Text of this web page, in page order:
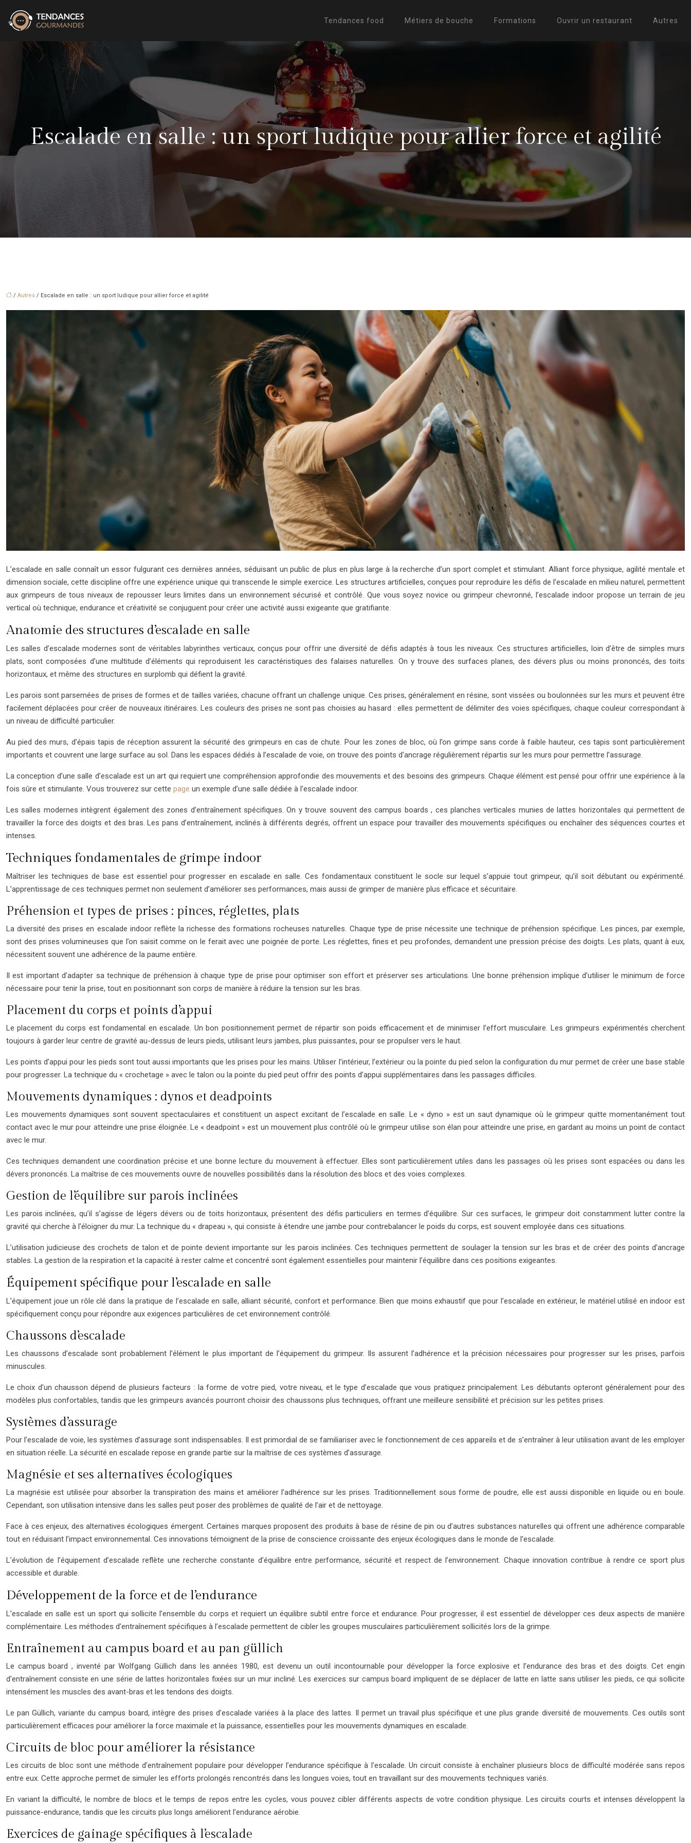
Tendances food Métiers de bouche Formations Ouvrir un restaurant Autres
Escalade en salle : un sport ludique pour allier force et agilité
/ Autres / Escalade en salle : un sport ludique pour allier force et agilité
L’escalade en salle connaît un essor fulgurant ces dernières années, séduisant un public de plus en plus large à la recherche d’un sport complet et stimulant. Alliant force physique, agilité mentale et
dimension sociale, cette discipline offre une expérience unique qui transcende le simple exercice. Les structures artificielles, conçues pour reproduire les défis de l’escalade en milieu naturel, permettent
aux grimpeurs de tous niveaux de repousser leurs limites dans un environnement sécurisé et contrôlé. Que vous soyez novice ou grimpeur chevronné, l’escalade indoor propose un terrain de jeu
vertical où technique, endurance et créativité se conjuguent pour créer une activité aussi exigeante que gratifiante.
Anatomie des structures d’escalade en salle
Les salles d’escalade modernes sont de véritables labyrinthes verticaux, conçus pour offrir une diversité de défis adaptés à tous les niveaux. Ces structures artificielles, loin d’être de simples murs
plats, sont composées d’une multitude d’éléments qui reproduisent les caractéristiques des falaises naturelles. On y trouve des surfaces planes, des dévers plus ou moins prononcés, des toits
horizontaux, et même des structures en surplomb qui défient la gravité.
Les parois sont parsemées de prises de formes et de tailles variées, chacune offrant un challenge unique. Ces prises, généralement en résine, sont vissées ou boulonnées sur les murs et peuvent être
facilement déplacées pour créer de nouveaux itinéraires. Les couleurs des prises ne sont pas choisies au hasard : elles permettent de délimiter des voies spécifiques, chaque couleur correspondant à
un niveau de difficulté particulier.
Au pied des murs, d’épais tapis de réception assurent la sécurité des grimpeurs en cas de chute. Pour les zones de bloc, où l’on grimpe sans corde à faible hauteur, ces tapis sont particulièrement
importants et couvrent une large surface au sol. Dans les espaces dédiés à l’escalade de voie, on trouve des points d’ancrage régulièrement répartis sur les murs pour permettre l’assurage.
La conception d’une salle d’escalade est un art qui requiert une compréhension approfondie des mouvements et des besoins des grimpeurs. Chaque élément est pensé pour offrir une expérience à la
fois sûre et stimulante. Vous trouverez sur cette page un exemple d’une salle dédiée à l’escalade indoor.
Les salles modernes intègrent également des zones d’entraînement spécifiques. On y trouve souvent des campus boards , ces planches verticales munies de lattes horizontales qui permettent de
travailler la force des doigts et des bras. Les pans d’entraînement, inclinés à différents degrés, offrent un espace pour travailler des mouvements spécifiques ou enchaîner des séquences courtes et
intenses.
Techniques fondamentales de grimpe indoor
Maîtriser les techniques de base est essentiel pour progresser en escalade en salle. Ces fondamentaux constituent le socle sur lequel s’appuie tout grimpeur, qu’il soit débutant ou expérimenté.
L’apprentissage de ces techniques permet non seulement d’améliorer ses performances, mais aussi de grimper de manière plus efficace et sécuritaire.
Préhension et types de prises : pinces, réglettes, plats
La diversité des prises en escalade indoor reflète la richesse des formations rocheuses naturelles. Chaque type de prise nécessite une technique de préhension spécifique. Les pinces, par exemple,
sont des prises volumineuses que l’on saisit comme on le ferait avec une poignée de porte. Les réglettes, fines et peu profondes, demandent une pression précise des doigts. Les plats, quant à eux,
nécessitent souvent une adhérence de la paume entière.
Il est important d’adapter sa technique de préhension à chaque type de prise pour optimiser son effort et préserver ses articulations. Une bonne préhension implique d’utiliser le minimum de force
nécessaire pour tenir la prise, tout en positionnant son corps de manière à réduire la tension sur les bras.
Placement du corps et points d’appui
Le placement du corps est fondamental en escalade. Un bon positionnement permet de répartir son poids efficacement et de minimiser l’effort musculaire. Les grimpeurs expérimentés cherchent
toujours à garder leur centre de gravité au-dessus de leurs pieds, utilisant leurs jambes, plus puissantes, pour se propulser vers le haut.
Les points d’appui pour les pieds sont tout aussi importants que les prises pour les mains. Utiliser l’intérieur, l’extérieur ou la pointe du pied selon la configuration du mur permet de créer une base stable
pour progresser. La technique du « crochetage » avec le talon ou la pointe du pied peut offrir des points d’appui supplémentaires dans les passages difficiles.
Mouvements dynamiques : dynos et deadpoints
Les mouvements dynamiques sont souvent spectaculaires et constituent un aspect excitant de l’escalade en salle. Le « dyno » est un saut dynamique où le grimpeur quitte momentanément tout
contact avec le mur pour atteindre une prise éloignée. Le « deadpoint » est un mouvement plus contrôlé où le grimpeur utilise son élan pour atteindre une prise, en gardant au moins un point de contact
avec le mur.
Ces techniques demandent une coordination précise et une bonne lecture du mouvement à effectuer. Elles sont particulièrement utiles dans les passages où les prises sont espacées ou dans les
dévers prononcés. La maîtrise de ces mouvements ouvre de nouvelles possibilités dans la résolution des blocs et des voies complexes.
Gestion de l’équilibre sur parois inclinées
Les parois inclinées, qu’il s’agisse de légers dévers ou de toits horizontaux, présentent des défis particuliers en termes d’équilibre. Sur ces surfaces, le grimpeur doit constamment lutter contre la
gravité qui cherche à l’éloigner du mur. La technique du « drapeau », qui consiste à étendre une jambe pour contrebalancer le poids du corps, est souvent employée dans ces situations.
L’utilisation judicieuse des crochets de talon et de pointe devient importante sur les parois inclinées. Ces techniques permettent de soulager la tension sur les bras et de créer des points d’ancrage
stables. La gestion de la respiration et la capacité à rester calme et concentré sont également essentielles pour maintenir l’équilibre dans ces positions exigeantes.
Équipement spécifique pour l’escalade en salle
L’équipement joue un rôle clé dans la pratique de l’escalade en salle, alliant sécurité, confort et performance. Bien que moins exhaustif que pour l’escalade en extérieur, le matériel utilisé en indoor est
spécifiquement conçu pour répondre aux exigences particulières de cet environnement contrôlé.
Chaussons d’escalade
Les chaussons d’escalade sont probablement l’élément le plus important de l’équipement du grimpeur. Ils assurent l’adhérence et la précision nécessaires pour progresser sur les prises, parfois
minuscules.
Le choix d’un chausson dépend de plusieurs facteurs : la forme de votre pied, votre niveau, et le type d’escalade que vous pratiquez principalement. Les débutants opteront généralement pour des
modèles plus confortables, tandis que les grimpeurs avancés pourront choisir des chaussons plus techniques, offrant une meilleure sensibilité et précision sur les petites prises.
Systèmes d’assurage
Pour l’escalade de voie, les systèmes d’assurage sont indispensables. Il est primordial de se familiariser avec le fonctionnement de ces appareils et de s’entraîner à leur utilisation avant de les employer
en situation réelle. La sécurité en escalade repose en grande partie sur la maîtrise de ces systèmes d’assurage.
Magnésie et ses alternatives écologiques
La magnésie est utilisée pour absorber la transpiration des mains et améliorer l’adhérence sur les prises. Traditionnellement sous forme de poudre, elle est aussi disponible en liquide ou en boule.
Cependant, son utilisation intensive dans les salles peut poser des problèmes de qualité de l’air et de nettoyage.
Face à ces enjeux, des alternatives écologiques émergent. Certaines marques proposent des produits à base de résine de pin ou d’autres substances naturelles qui offrent une adhérence comparable
tout en réduisant l’impact environnemental. Ces innovations témoignent de la prise de conscience croissante des enjeux écologiques dans le monde de l’escalade.
L’évolution de l’équipement d’escalade reflète une recherche constante d’équilibre entre performance, sécurité et respect de l’environnement. Chaque innovation contribue à rendre ce sport plus
accessible et durable.
Développement de la force et de l’endurance
L’escalade en salle est un sport qui sollicite l’ensemble du corps et requiert un équilibre subtil entre force et endurance. Pour progresser, il est essentiel de développer ces deux aspects de manière
complémentaire. Les méthodes d’entraînement spécifiques à l’escalade permettent de cibler les groupes musculaires particulièrement sollicités lors de la grimpe.
Entraînement au campus board et au pan güllich
Le campus board , inventé par Wolfgang Güllich dans les années 1980, est devenu un outil incontournable pour développer la force explosive et l’endurance des bras et des doigts. Cet engin
d’entraînement consiste en une série de lattes horizontales fixées sur un mur incliné. Les exercices sur campus board impliquent de se déplacer de latte en latte sans utiliser les pieds, ce qui sollicite
intensément les muscles des avant-bras et les tendons des doigts.
Le pan Güllich, variante du campus board, intègre des prises d’escalade variées à la place des lattes. Il permet un travail plus spécifique et une plus grande diversité de mouvements. Ces outils sont
particulièrement efficaces pour améliorer la force maximale et la puissance, essentielles pour les mouvements dynamiques en escalade.
Circuits de bloc pour améliorer la résistance
Les circuits de bloc sont une méthode d’entraînement populaire pour développer l’endurance spécifique à l’escalade. Un circuit consiste à enchaîner plusieurs blocs de difficulté modérée sans repos
entre eux. Cette approche permet de simuler les efforts prolongés rencontrés dans les longues voies, tout en travaillant sur des mouvements techniques variés.
En variant la difficulté, le nombre de blocs et le temps de repos entre les cycles, vous pouvez cibler différents aspects de votre condition physique. Les circuits courts et intenses développent la
puissance-endurance, tandis que les circuits plus longs améliorent l’endurance aérobie.
Exercices de gainage spécifiques à l’escalade